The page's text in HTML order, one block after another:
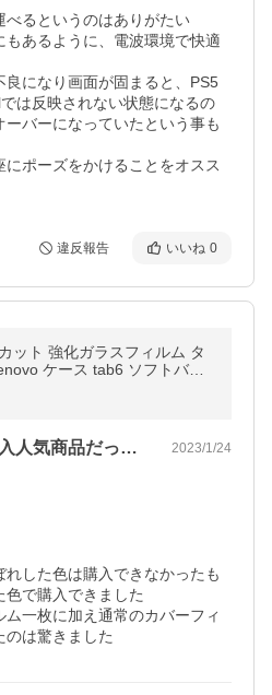
るというのはありがたい
あるように、電波環境で快適
になり画面が固まると、PS5
は反映されない状態になるの
バーになっていたという事も
ポーズをかけることをオスス
違反報告 いいね 0
ット 強化ガラスフィルム タ
ケース tab6 ソフトバン
ボ タブ6 softbank カバー オ
衝撃
セット内容と値段で購入人気商品だったの… 2023/1/24
れした色は購入できなかったも
で購入できました
一枚に加え通常のカバーフィ
のは驚きました